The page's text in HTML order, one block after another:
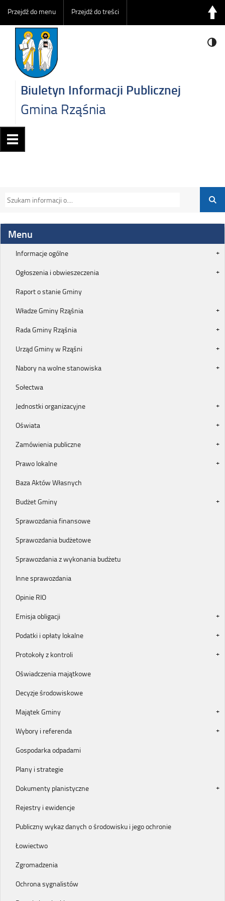
Przejdź do menu Przejdź do treści
Biuletyn Informacji Publicznej
Gmina Rząśnia
Menu
Informacje ogólne
Ogłoszenia i obwieszeczenia
Raport o stanie Gminy
Władze Gminy Rząśnia
Rada Gminy Rząśnia
Urząd Gminy w Rząśni
Nabory na wolne stanowiska
Sołectwa
Jednostki organizacyjne
Oświata
Zamówienia publiczne
Prawo lokalne
Baza Aktów Własnych
Budżet Gminy
Sprawozdania finansowe
Sprawozdania budżetowe
Sprawozdania z wykonania budżetu
Inne sprawozdania
Opinie RIO
Emisja obligacji
Podatki i opłaty lokalne
Protokoły z kontroli
Oświadczenia majątkowe
Decyzje środowiskowe
Majątek Gminy
Wybory i referenda
Gospodarka odpadami
Plany i strategie
Dokumenty planistyczne
Rejestry i ewidencje
Publiczny wykaz danych o środowisku i jego ochronie
Łowiectwo
Zgromadzenia
Ochrona sygnalistów